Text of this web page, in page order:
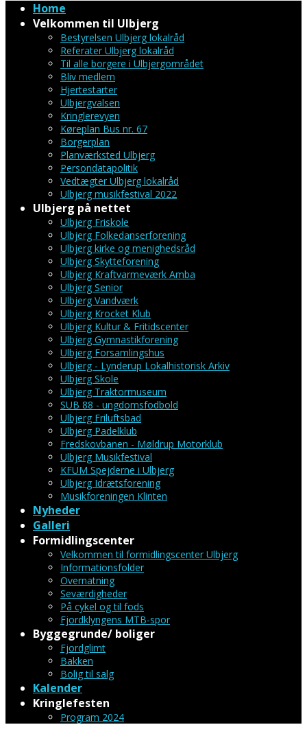
Home
Velkommen til Ulbjerg
Bestyrelsen Ulbjerg lokalråd
Referater Ulbjerg lokalråd
Til alle borgere i Ulbjergområdet
Bliv medlem
Hjertestarter
Ulbjergvalsen
Kringlerevyen
Køreplan Bus nr. 67
Borgerplan
Planværksted Ulbjerg
Persondatapolitik
Vedtægter Ulbjerg lokalråd
Ulbjerg musikfestival 2022
Ulbjerg på nettet
Ulbjerg Friskole
Ulbjerg Folkedanserforening
Ulbjerg kirke og menighedsråd
Ulbjerg Skytteforening
Ulbjerg Kraftvarmeværk Amba
Ulbjerg Senior
Ulbjerg Vandværk
Ulbjerg Krocket Klub
Ulbjerg Kultur & Fritidscenter
Ulbjerg Gymnastikforening
Ulbjerg Forsamlingshus
Ulbjerg - Lynderup Lokalhistorisk Arkiv
Ulbjerg Skole
Ulbjerg Traktormuseum
SUB 88 - ungdomsfodbold
Ulbjerg Friluftsbad
Ulbjerg Padelklub
Fredskovbanen - Møldrup Motorklub
Ulbjerg Musikfestival
KFUM Spejderne i Ulbjerg
Ulbjerg Idrætsforening
Musikforeningen Klinten
Nyheder
Galleri
Formidlingscenter
Velkommen til formidlingscenter Ulbjerg
Informationsfolder
Overnatning
Seværdigheder
På cykel og til fods
Fjordklyngens MTB-spor
Byggegrunde/ boliger
Fjordglimt
Bakken
Bolig til salg
Kalender
Kringlefesten
Program 2024